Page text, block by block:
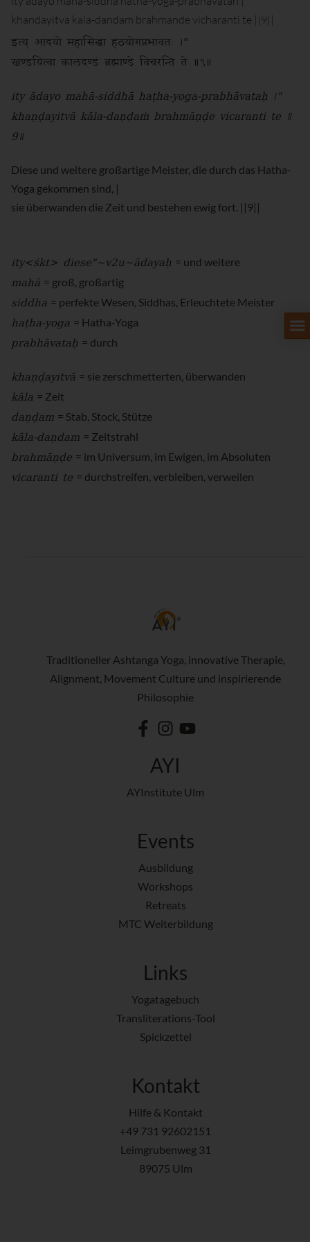
khandayitva kala-dandam brahmande vicharanti te ||9||
इत्य् आदयो महासिद्धा हठयोगप्रभावतः ।"
खण्डयित्वा कालदण्डं ब्रह्माण्डे विचरन्ति ते ॥९॥
ity ādayo mahā-siddhā haṭha-yoga-prabhāvataḥ ।"
khaṇḍayitvā kāla-daṇḍaṁ brahmāṇḍe vicaranti te ॥
9॥
Diese und weitere großartige Meister, die durch das Hatha-
Yoga gekommen sind, |
sie überwanden die Zeit und bestehen ewig fort. ||9||
ity<śkt> diese"~v2u~ādayaḥ = und weitere
mahā = groß, großartig
siddha = perfekte Wesen, Siddhas, Erleuchtete Meister
haṭha-yoga = Hatha-Yoga
prabhāvataḥ = durch
khaṇḍayitvā = sie zerschmetterten, überwanden
kāla = Zeit
daṇḍam = Stab, Stock, Stütze
kāla-daṇdam = Zeitstrahl
brahmāṇḍe = im Universum, im Ewigen, im Absoluten
vicaranti te = durchstreifen, verbleiben, verweilen
Traditioneller Ashtanga Yoga, innovative Therapie,
Alignment, Movement Culture und inspirierende
Philosophie
AYI
AYInstitute Ulm
Events
Ausbildung
Workshops
Retreats
MTC Weiterbildung
Links
Yogatagebuch
Transliterations-Tool
Spickzettel
Kontakt
Hilfe & Kontakt
+49 731 92602151
Leimgrubenweg 31
89075 Ulm